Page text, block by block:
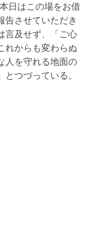
日はこの場をお借
告させていただき
言及せず、「ご心
れからも変わらぬ
人を守れる地面の
つづっている。